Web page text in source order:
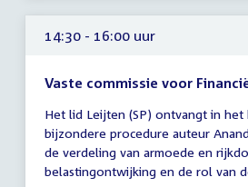
14:30 - 16:00 uur
Vaste commissie voor
vergadering
14:30
-
16:00
Het lid Leijten (SP) ontvangt in het
bijzondere procedure auteur
de verdeling van armoede en
belastingontwijking en de rol van